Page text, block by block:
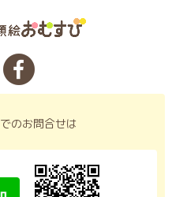
でのお問合せは